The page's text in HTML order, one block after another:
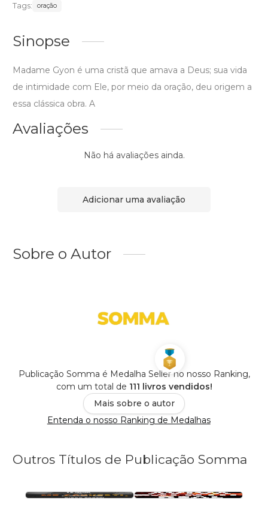
Tags: oração
Sinopse
Madame Gyon é uma cristã que amava a Deus; sua vida
de intimidade com Ele, por meio da oração, deu origem a
essa clássica obra. A
Avaliações
Não há avaliações ainda.
Adicionar uma avaliação
Sobre o Autor
Publicação Somma é Medalha Seller no nosso Ranking,
com um total de 111 livros vendidos!
Mais sobre o autor
Entenda o nosso Ranking de Medalhas
Outros Títulos de Publicação Somma